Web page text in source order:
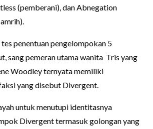
(pemberani), dan Abnegation
penentuan pengelompokan 5
sang pemeran utama wanita Tris yang
Woodley ternyata memiliki
yang disebut Divergent.
untuk menutupi identitasnya
Divergent termasuk golongan yang